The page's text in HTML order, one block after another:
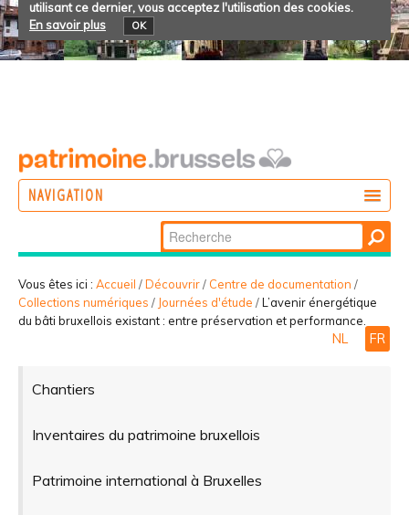
utilisant ce dernier, vous acceptez l'utilisation des cookies.
En savoir plus
OK
NAVIGATION
PARTICIPER
Chercher par
Recherche
avancée…
Vous êtes ici : Accueil /Découvrir/ Centre de documentation /
Collections numériques / Journées d'étude /L’avenir énergétique
du bâti bruxellois existant : entre préservation et performance.
NL FR
Chantiers
Inventaires du patrimoine bruxellois
Patrimoine international à Bruxelles